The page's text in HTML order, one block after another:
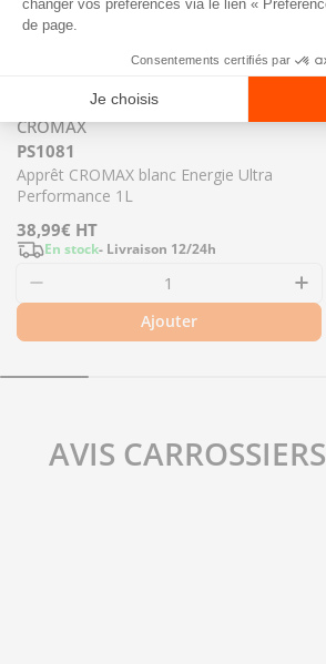
CROMAX
PS1081
Apprêt CROMAX blanc Energie Ultra
Performance 1L
Prix
régulier
38,99€ HT
En stock- Livraison 12/24h
Ajouter
AVIS CARROSSIERS